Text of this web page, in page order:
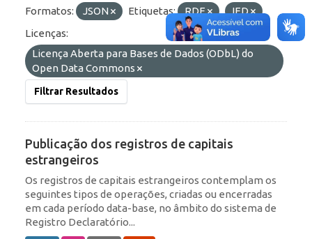
Formatos: JSON Etiquetas: RDE
IED
Licenças:
Licença Aberta para Bases de Dados (ODbL) do
Open Data Commons
Filtrar Resultados
Publicação dos registros de capitais
estrangeiros
Os registros de capitais estrangeiros contemplam os
seguintes tipos de operações, criadas ou encerradas
em cada período data-base, no âmbito do sistema de
Registro Declaratório...